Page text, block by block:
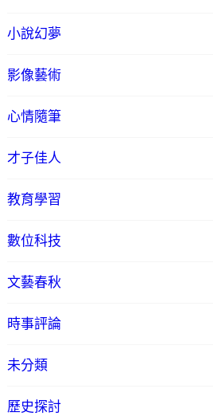
小說幻夢
影像藝術
心情隨筆
才子佳人
教育學習
數位科技
文藝春秋
時事評論
未分類
歷史探討